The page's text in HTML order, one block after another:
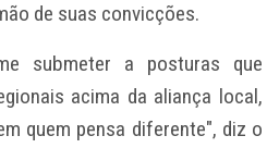
de suas convicções.
submeter a posturas que
acima da aliança local,
quem pensa diferente", diz o